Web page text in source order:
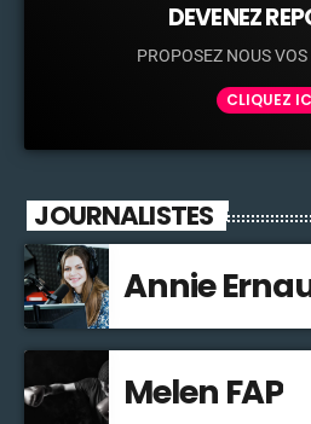
DEVENEZ
PROPOSEZ NOUS
CLIQUEZ
JOURNALISTES
Annie
Melen FAP